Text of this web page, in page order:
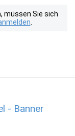
müssen Sie sich
- Banner